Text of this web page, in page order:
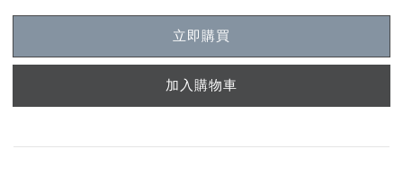
立即購買
加入購物車